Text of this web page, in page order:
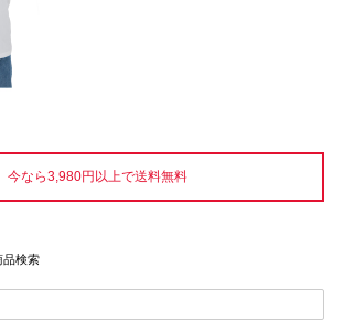
今なら3,980円以上で送料無料
品検索